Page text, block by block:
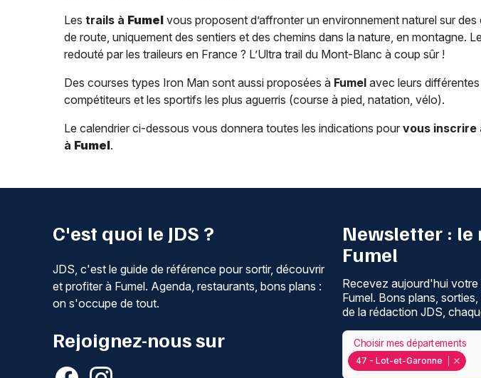
Les trails à Fumel vous proposent d’affronter un environnement naturel sur
de route, uniquement des sentiers et des chemins dans la nature, en montagne.
redouté par les traileurs en France ? L’Ultra trail du Mont-Blanc à coup sûr !
Des courses types Iron Man sont aussi proposées à Fumel avec leurs
compétiteurs et les sportifs les plus aguerris (course à pied, natation, vélo).
Le calendrier ci-dessous vous donnera toutes les indications pour vous inscrire
à Fumel.
C'est quoi le JDS ?
JDS, c'est le guide de référence pour sortir, découvrir
et profiter à Fumel. Agenda, restaurants, bons plans :
on s'occupe de tout.
Rejoignez-nous sur
Newsletter : le
Fumel
Recevez aujourd'hui
Fumel. Bons plans,
de la rédaction JDS,
47 - Lot-et-Garonne
Choisir mes départements